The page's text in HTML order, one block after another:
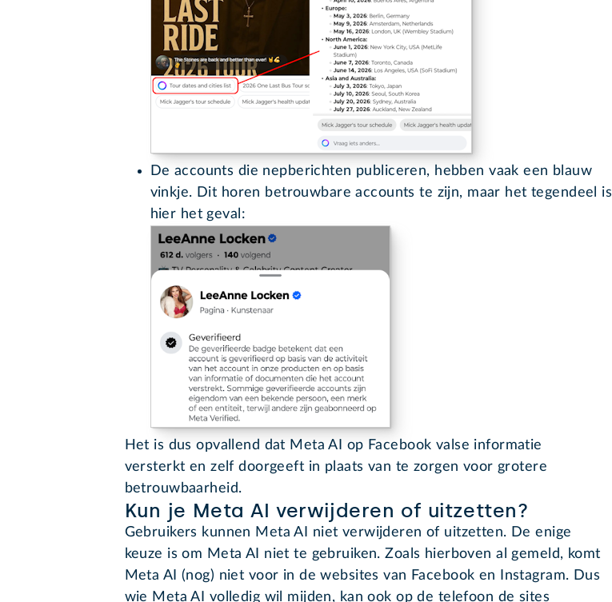
De accounts die nepberichten publiceren, hebben vaak een blauw
vinkje. Dit horen betrouwbare accounts te zijn, maar het tegendeel is
hier het geval:
Het is dus opvallend dat Meta AI op Facebook valse informatie
versterkt en zelf doorgeeft in plaats van te zorgen voor grotere
betrouwbaarheid.
Kun je Meta AI verwijderen of uitzetten?
Gebruikers kunnen Meta AI niet verwijderen of uitzetten. De enige
keuze is om Meta AI niet te gebruiken. Zoals hierboven al gemeld, komt
Meta AI (nog) niet voor in de websites van Facebook en Instagram. Dus
wie Meta AI volledig wil mijden, kan ook op de telefoon de sites